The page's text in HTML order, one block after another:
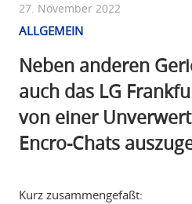
27. November 2022
ALLGEMEIN
Neben anderen
auch das LG
von einer
Encro-Chats
Kurz zusammengefaßt: